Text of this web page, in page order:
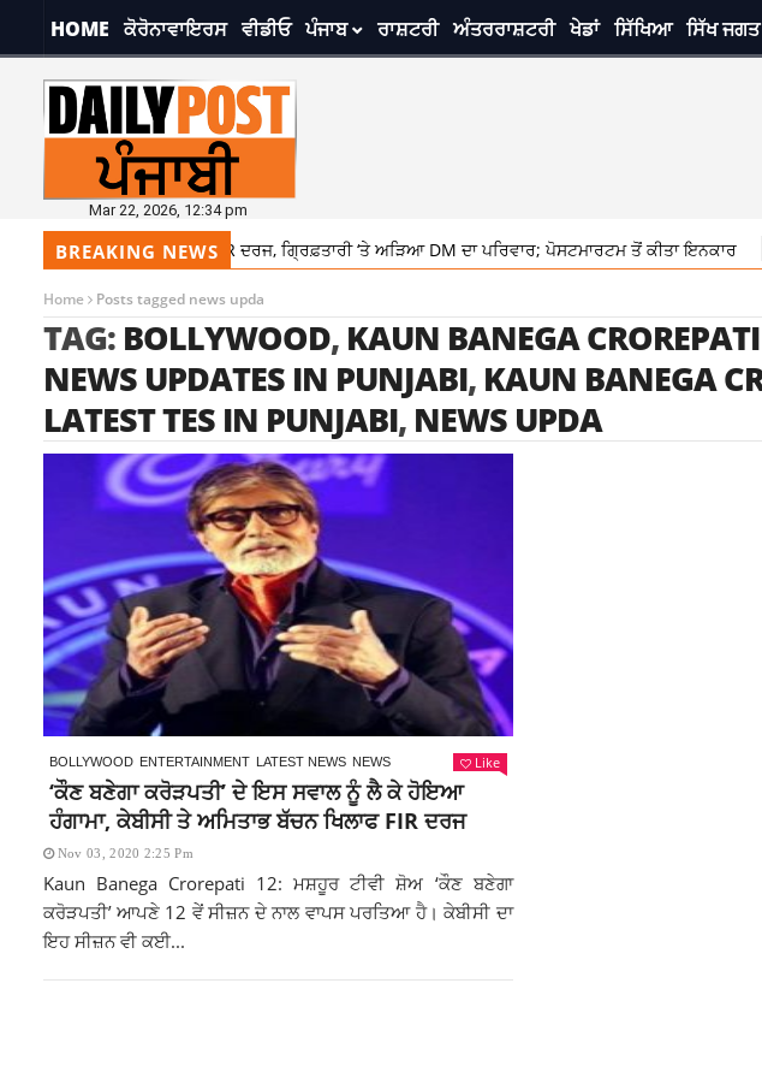
HOME ਕੋਰੋਨਾਵਾਇਰਸ ਵੀਡੀਓ ਪੰਜਾਬ ਰਾਸ਼ਟਰੀ ਅੰਤਰਰਾਸ਼ਟਰੀ ਖੇਡਾਂ ਸਿੱਖਿਆ ਸਿੱਖ ਜਗਤ
Mar 22, 2026, 12:34 pm
BREAKING NEWS
ਮੰਤਰੀ ਲਾਲਜੀਤ ਭੁੱਲਰ ‘ਤੇ FIR ਦਰਜ, ਗ੍ਰਿਫ਼ਤਾਰੀ ‘ਤੇ ਅੜਿਆ DM ਦਾ ਪਰਿਵਾਰ; ਪੋਸਟਮਾਰਟਮ ਤੋਂ ਕੀਤਾ ਇਨਕਾਰ
Home Posts tagged news upda
TAG: BOLLYWOOD, KAUN BANEGA
NEWS UPDATES IN PUNJABI, KAUN BANEGA
LATEST TES IN PUNJABI, NEWS UPDA
BOLLYWOOD ENTERTAINMENT LATEST NEWS NEWS Like
‘ਕੌਣ ਬਣੇਗਾ ਕਰੋੜਪਤੀ’ ਦੇ ਇਸ ਸਵਾਲ ਨੂੰ ਲੈ ਕੇ ਹੋਇਆ
ਹੰਗਾਮਾ, ਕੇਬੀਸੀ ਤੇ ਅਮਿਤਾਭ ਬੱਚਨ ਖਿਲਾਫ FIR ਦਰਜ
Nov 03, 2020 2:25 Pm
Kaun Banega Crorepati 12: ਮਸ਼ਹੂਰ ਟੀਵੀ ਸ਼ੋਅ ‘ਕੌਣ ਬਣੇਗਾ
ਕਰੋੜਪਤੀ’ ਆਪਣੇ 12 ਵੇਂ ਸੀਜ਼ਨ ਦੇ ਨਾਲ ਵਾਪਸ ਪਰਤਿਆ ਹੈ। ਕੇਬੀਸੀ ਦਾ
ਇਹ ਸੀਜ਼ਨ ਵੀ ਕਈ...